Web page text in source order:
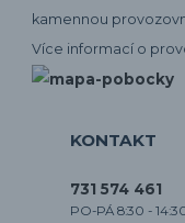
kamennou
Více informací o
KONTAKT
731 574 461
PO-PÁ 8:30 -